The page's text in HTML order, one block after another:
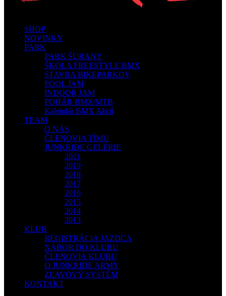
SHOP
NOVINKY
PARK
PARK ŠURANY
ŠKOLA FREESTYLE BMX
STAVBA BIKEPARKOV
POOL JAM
INDOOR JAM
POHÁR BMX/MTB
Kalendár BMX Akcií
TEAM
O NÁS
ČLENOVIA TÍMU
JUNKRIDE GELÉRIE
2021
2019
2018
2017
2016
2015
2014
2013
KLUB
REGISTRÁCIA JAZDCA
NÁBOR DO KLUBU
ČLENOVIA KLUBU
O JUNKRIDE ARMY
ZĽAVOVÝ SYSTÉM
KONTAKT